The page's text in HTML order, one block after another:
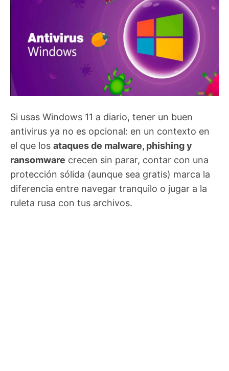
Si usas Windows 11 a diario, tener un buen
antivirus ya no es opcional: en un contexto en
el que los ataques de malware, phishing y
ransomware crecen sin parar, contar con una
protección sólida (aunque sea gratis) marca la
diferencia entre navegar tranquilo o jugar a la
ruleta rusa con tus archivos.